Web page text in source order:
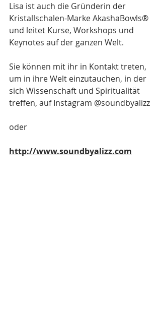
Lisa ist auch die Gründerin der
Kristallschalen-Marke AkashaBowls®
und leitet Kurse, Workshops und
Keynotes auf der ganzen Welt.
Sie können mit ihr in Kontakt treten,
um in ihre Welt einzutauchen, in der
sich Wissenschaft und Spiritualität
treffen, auf Instagram @soundbyalizz
oder
http://www.soundbyalizz.com